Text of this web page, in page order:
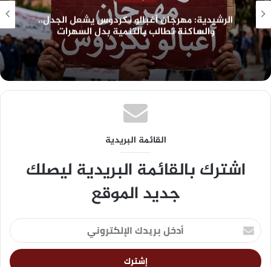
الرشيدية: مهرجان أغبالو نكردوس يشعل الجدل..
والساكنة تطالب بالتنمية بدل السهرات
القائمة البريدية
اشترك بالقائمة البريدية ليصلك
جديد الموقع